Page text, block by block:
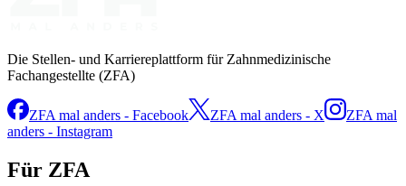
Die Stellen- und Karriereplattform für Zahnmedizinische
Fachangestellte (ZFA)
ZFA mal anders - Facebook ZFA mal anders - X
ZFA mal
anders - Instagram
Für ZFA